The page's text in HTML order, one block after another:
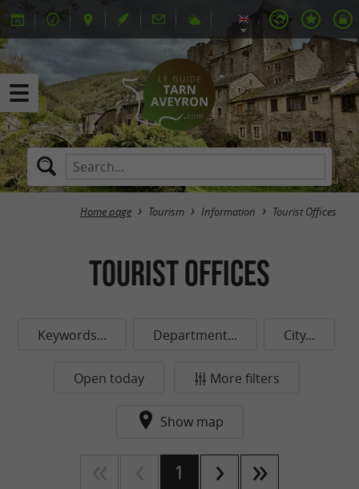
Home page Tourism Information Tourist Offices
Tourist Offices
Keywords... Department... City...
Open today More filters
Show map
1